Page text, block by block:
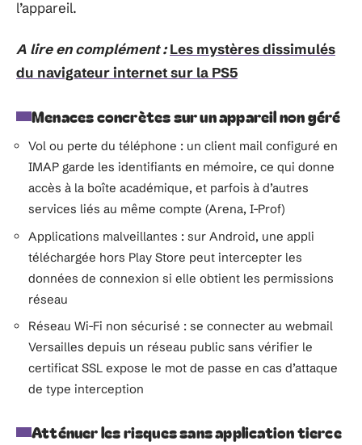
l’appareil.
A lire en complément : Les mystères dissimulés
du navigateur internet sur la PS5
Menaces concrètes sur un appareil non géré
Vol ou perte du téléphone : un client mail configuré en
IMAP garde les identifiants en mémoire, ce qui donne
accès à la boîte académique, et parfois à d’autres
services liés au même compte (Arena, I-Prof)
Applications malveillantes : sur Android, une appli
téléchargée hors Play Store peut intercepter les
données de connexion si elle obtient les permissions
réseau
Réseau Wi-Fi non sécurisé : se connecter au webmail
Versailles depuis un réseau public sans vérifier le
certificat SSL expose le mot de passe en cas d’attaque
de type interception
Atténuer les risques sans application tierce